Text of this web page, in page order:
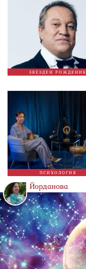
ЗВЕЗДЕН РОЖДЕНИК
ПСИХОЛОГИЯ
Йорданова